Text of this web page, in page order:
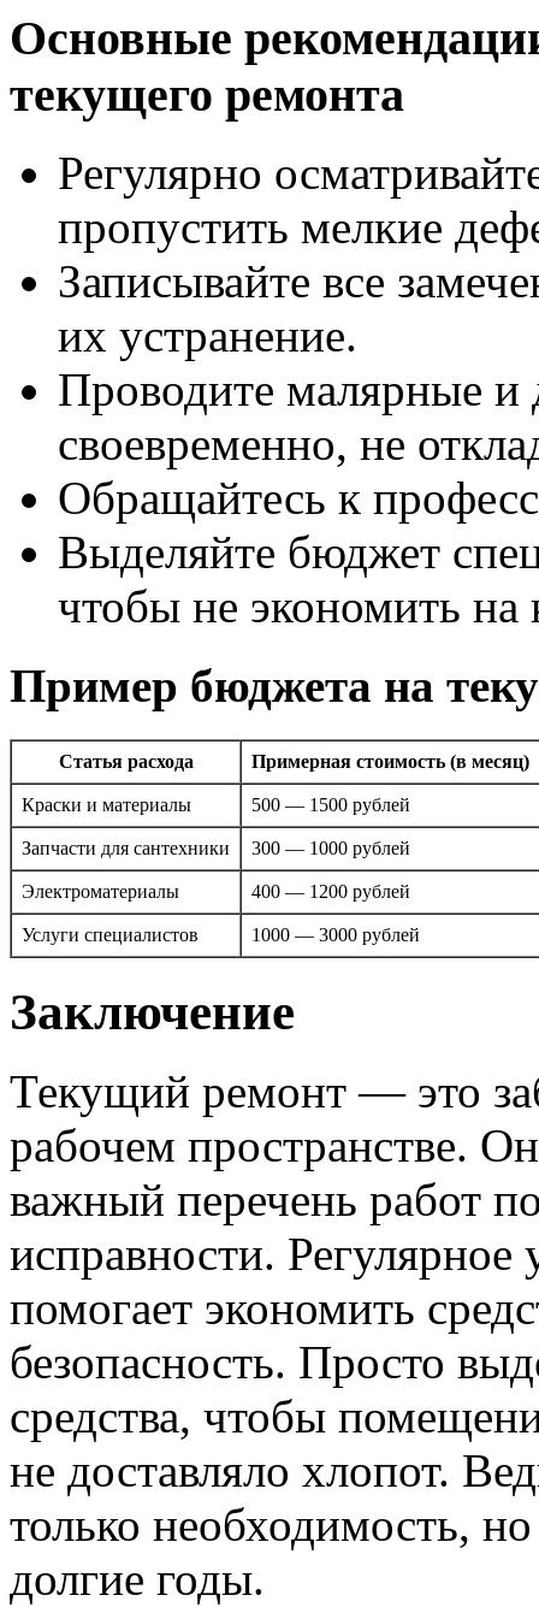
Основные
текущего ремонта
Регулярно
пропустить мелкие
Записывайте все
их устранение.
Проводите малярные и
своевременно, не
Обращайтесь к
Выделяйте бюджет
чтобы не экономить на
Пример бюджета на
Статья расхода Примерная стоимость (в месяц)
Краски и материалы 500 — 1500 рублей
Запчасти для сантехники 300 — 1000 рублей
Электроматериалы 400 — 1200 рублей
Услуги специалистов 1000 — 3000 рублей
Заключение
Текущий ремонт — это
рабочем пространстве.
важный перечень работ
исправности.
помогает экономить
безопасность. Просто
средства, чтобы
не доставляло хлопот.
только необходимость,
долгие годы.